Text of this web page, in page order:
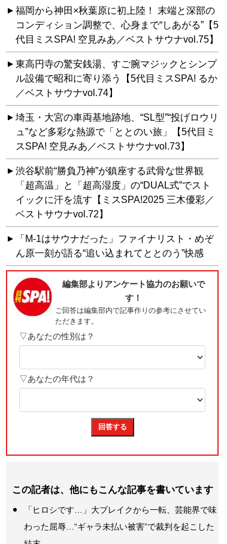
福岡から神田×秋葉原に初上陸！ 末端と深部の
コンディション調整で、心身まで“しあがる”【5
代目ミスSPA! 空見みあ／ベストサウナvol.75】
東高円寺の驚安銭湯、すご腕マジックとシンプ
ル設備で昭和に寄り添う【5代目ミスSPA! るか
／ベストサウナvol.74】
埼玉・大宮の車両基地跡地、“SL型”“投げロウリ
ュ”など多彩な熱源で「ととのい旅」【5代目ミ
スSPA! 空見みあ／ベストサウナvol.73】
渋谷駅前“勝負乃神”が鎮座する武骨な世界観
「超高温」と「超高湿度」の“DUAL式”でスト
イックに汗を流す【ミスSPA!2025 三木優彩／
ベストサウナvol.72】
「M-1はサウナだった」ファイナリスト・めぞ
ん原一刻が語る“追い込まれてととのう”快感
この記者は、他にもこんな記事を書いています
「ヒロシです…」大ブレイクから一転、芸能界で味
わった屈辱…“ギャラ未払い被害”で裁判を起こした